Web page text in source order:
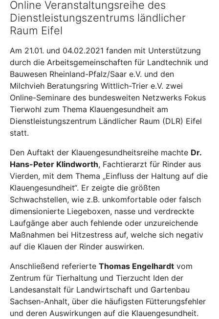
Online Veranstaltungsreihe des
Dienstleistungszentrums ländlicher
Raum Eifel
Am 21.01. und 04.02.2021 fanden mit Unterstützung
durch die Arbeitsgemeinschaften für Landtechnik und
Bauwesen Rheinland-Pfalz/Saar e.V. und den
Milchvieh Beratungsring Wittlich-Trier e.V. zwei
Online-Seminare des bundesweiten Netzwerks Fokus
Tierwohl zum Thema Klauengesundheit am
Dienstleistungszentrum Ländlicher Raum (DLR) Eifel
statt.
Den Auftakt der Klauengesundheitsreihe machte Dr.
Hans-Peter Klindworth, Fachtierarzt für Rinder aus
Vierden, mit dem Thema „Einfluss der Haltung auf die
Klauengesundheit“. Er zeigte die größten
Schwachstellen, wie z.B. unkomfortable oder falsch
dimensionierte Liegeboxen, nasse und verdreckte
Laufgänge aber auch fehlende oder unzureichende
Maßnahmen bei Hitzestress auf, welche sich negativ
auf die Klauen der Rinder auswirken.
Anschließend referierte Thomas Engelhardt vom
Zentrum für Tierhaltung und Tierzucht Iden der
Landesanstalt für Landwirtschaft und Gartenbau
Sachsen-Anhalt, über die häufigsten Fütterungsfehler
und deren Auswirkungen auf die Klauengesundheit.